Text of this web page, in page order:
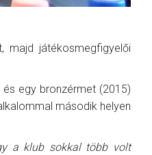
majd játékosmegfigyelői
egy bronzérmet (2015)
második helyen
a klub sokkal több volt